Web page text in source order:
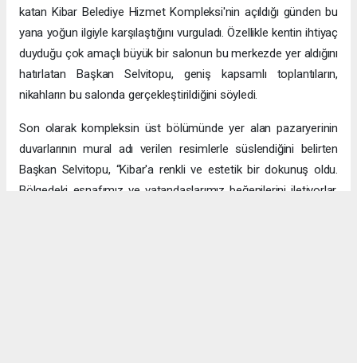
katan Kibar Belediye Hizmet Kompleksi'nin açıldığı günden bu
yana yoğun ilgiyle karşılaştığını vurguladı. Özellikle kentin ihtiyaç
duyduğu çok amaçlı büyük bir salonun bu merkezde yer aldığını
hatırlatan Başkan Selvitopu, geniş kapsamlı toplantıların,
nikahların bu salonda gerçekleştirildiğini söyledi.
Son olarak kompleksin üst bölümünde yer alan pazaryerinin
duvarlarının mural adı verilen resimlerle süslendiğini belirten
Başkan Selvitopu, “Kibar'a renkli ve estetik bir dokunuş oldu.
Bölgedeki esnafımız ve vatandaşlarımız beğenilerini iletiyorlar.